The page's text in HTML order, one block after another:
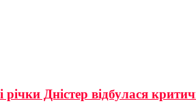
річки Дністер відбулася